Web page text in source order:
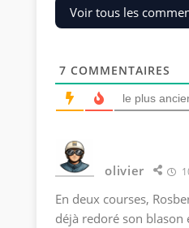
Voir tous les
7 COMMENTAIRES
le plus
olivier
En deux courses,
déjà redoré son blason